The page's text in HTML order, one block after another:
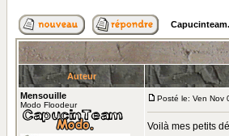
Auteur
Mensouille
Modo Floodeur
Posté le: Ven Nov
Voilà mes petits